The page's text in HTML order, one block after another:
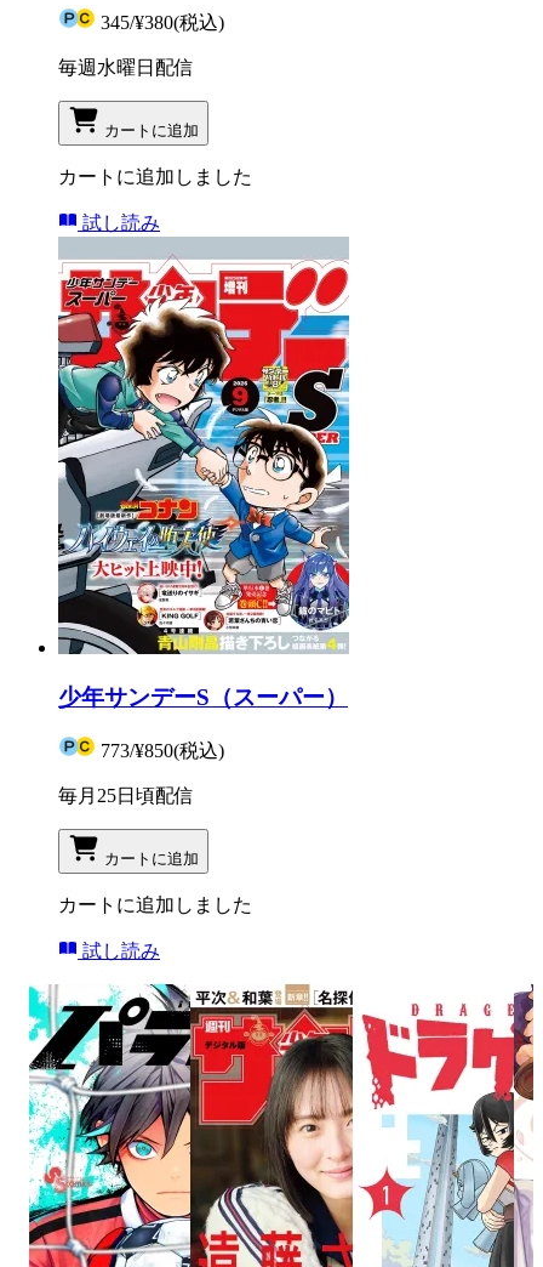
345/¥380(税込)
毎週水曜日配信
カートに追加
カートに追加しました
試し読み
少年サンデーS（スーパー）
773/¥850(税込)
毎月25日頃配信
カートに追加
カートに追加しました
試し読み